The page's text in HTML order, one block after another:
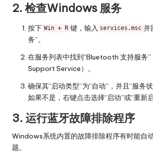
2. 检查Windows 服务
按下 Win + R 键，输入 services.msc 并
务”。
在服务列表中找到“Bluetooth 支持服务
Support Service）。
确保其“启动类型”为“自动”，并且“服务状
如果不是，右键点击选择“启动”或“重新启
3. 运行蓝牙故障排除程序
Windows系统内置的故障排除程序有时能自
题。